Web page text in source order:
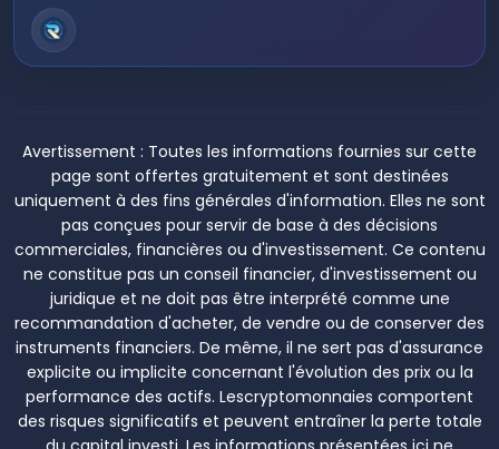
Avertissement : Toutes les informations fournies sur cette
page sont offertes gratuitement et sont destinées
uniquement à des fins générales d'information. Elles ne sont
pas conçues pour servir de base à des décisions
commerciales, financières ou d'investissement. Ce contenu
ne constitue pas un conseil financier, d'investissement ou
juridique et ne doit pas être interprété comme une
recommandation d'acheter, de vendre ou de conserver des
instruments financiers. De même, il ne sert pas d'assurance
explicite ou implicite concernant l'évolution des prix ou la
performance des actifs. Lescryptomonnaies comportent
des risques significatifs et peuvent entraîner la perte totale